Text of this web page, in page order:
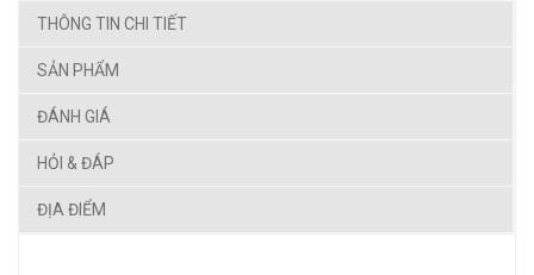
THÔNG TIN CHI TIẾT
SẢN PHẨM
ĐÁNH GIÁ
HỎI & ĐÁP
ĐỊA ĐIỂM